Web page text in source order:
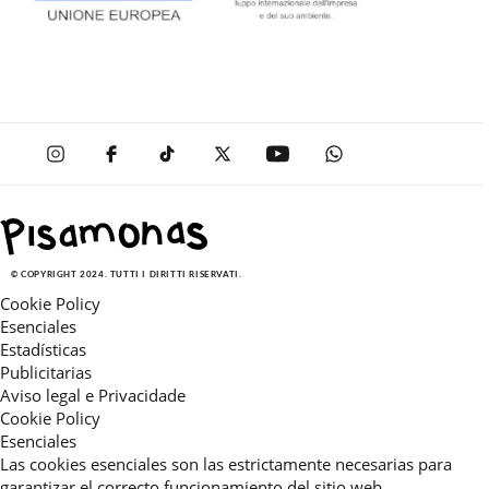
© COPYRIGHT 2024. TUTTI I DIRITTI RISERVATI.
Cookie Policy
Esenciales
Estadísticas
Publicitarias
Aviso legal e Privacidade
Cookie Policy
Esenciales
Las cookies esenciales son las estrictamente necesarias para